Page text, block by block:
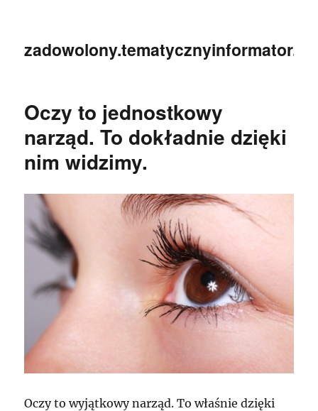
zadowolony.tematycznyinformator.pl
Oczy to jednostkowy
narząd. To dokładnie dzięki
nim widzimy.
Oczy to wyjątkowy narząd. To właśnie dzięki